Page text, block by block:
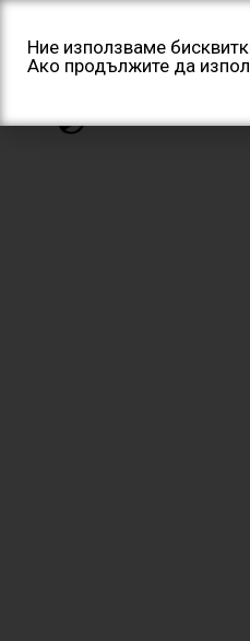
content
Ние използваме
Ако продължите да